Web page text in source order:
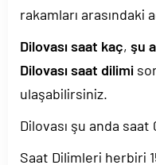
rakamları arasındaki
Dilovası saat kaç, şu
Dilovası saat dilimi
ulaşabilirsiniz.
Dilovası şu anda saat
Saat Dilimleri herbiri